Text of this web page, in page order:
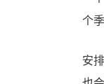
个
安